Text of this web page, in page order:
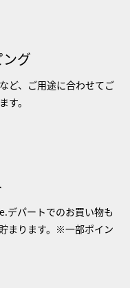
グ
ど、ご用途に合わせてご
す。
デパートでのお買い物も
まります。※一部ポイン